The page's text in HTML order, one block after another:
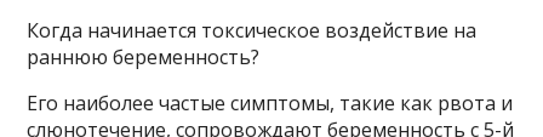
Когда начинается токсическое воздействие на
раннюю беременность?
Его наиболее частые симптомы, такие как рвота и
слюнотечение, сопровождают беременность с 5-й